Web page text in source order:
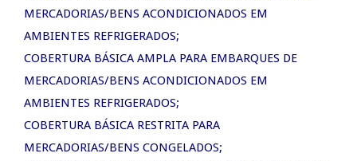
MERCADORIAS/BENS ACONDICIONADOS EM
AMBIENTES REFRIGERADOS;
COBERTURA BÁSICA AMPLA PARA EMBARQUES DE
MERCADORIAS/BENS ACONDICIONADOS EM
AMBIENTES REFRIGERADOS;
COBERTURA BÁSICA RESTRITA PARA
MERCADORIAS/BENS CONGELADOS;